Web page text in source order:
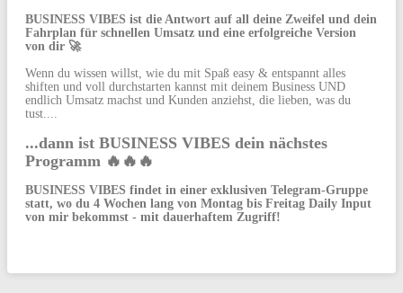
BUSINESS VIBES ist die Antwort auf all deine Zweifel und dein
Fahrplan für schnellen Umsatz und eine erfolgreiche Version
von dir 🚀
Wenn du wissen willst, wie du mit Spaß easy & entspannt alles
shiften und voll durchstarten kannst mit deinem Business UND
endlich Umsatz machst und Kunden anziehst, die lieben, was du
tust....
...dann ist BUSINESS VIBES dein nächstes
Programm 🔥🔥🔥
BUSINESS VIBES findet in einer exklusiven Telegram-Gruppe
statt, wo du 4 Wochen lang von Montag bis Freitag Daily Input
von mir bekommst - mit dauerhaftem Zugriff!